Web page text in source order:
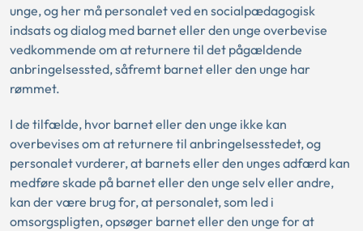
unge, og her må personalet ved en socialpædagogisk
indsats og dialog med barnet eller den unge overbevise
vedkommende om at returnere til det pågældende
anbringelsessted, såfremt barnet eller den unge har
rømmet.
I de tilfælde, hvor barnet eller den unge ikke kan
overbevises om at returnere til anbringelsesstedet, og
personalet vurderer, at barnets eller den unges adfærd kan
medføre skade på barnet eller den unge selv eller andre,
kan der være brug for, at personalet, som led i
omsorgspligten, opsøger barnet eller den unge for at